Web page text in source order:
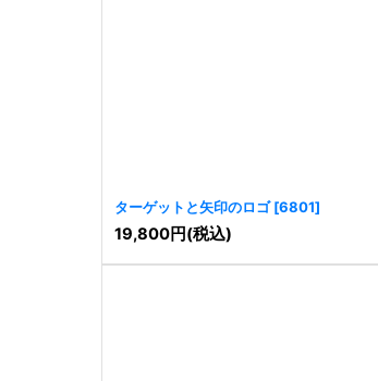
ターゲットと矢印のロゴ [6801]
19,800円(税込)